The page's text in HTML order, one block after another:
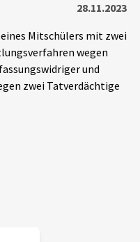
28.11.2023
Mitschülers mit zwei
wegen
und
zwei Tatverdächtige